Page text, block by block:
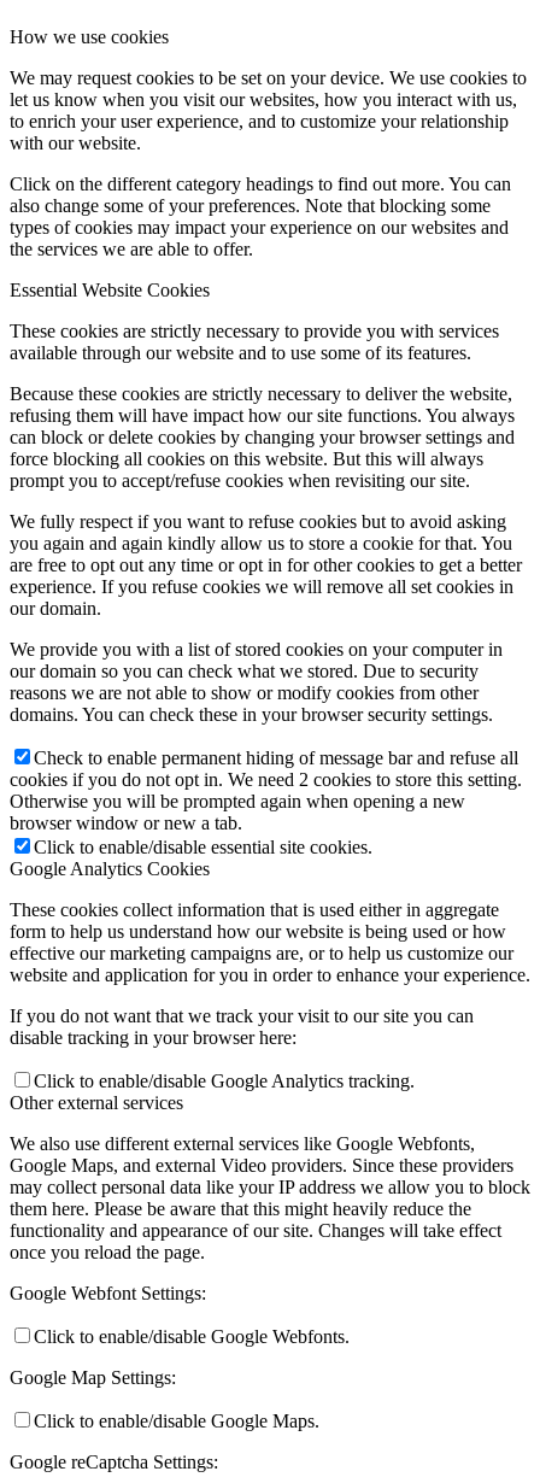
How we use cookies
We may request cookies to be set on your device. We use cookies to
let us know when you visit our websites, how you interact with us,
to enrich your user experience, and to customize your relationship
with our website.
Click on the different category headings to find out more. You can
also change some of your preferences. Note that blocking some
types of cookies may impact your experience on our websites and
the services we are able to offer.
Essential Website Cookies
These cookies are strictly necessary to provide you with services
available through our website and to use some of its features.
Because these cookies are strictly necessary to deliver the website,
refusing them will have impact how our site functions. You always
can block or delete cookies by changing your browser settings and
force blocking all cookies on this website. But this will always
prompt you to accept/refuse cookies when revisiting our site.
We fully respect if you want to refuse cookies but to avoid asking
you again and again kindly allow us to store a cookie for that. You
are free to opt out any time or opt in for other cookies to get a better
experience. If you refuse cookies we will remove all set cookies in
our domain.
We provide you with a list of stored cookies on your computer in
our domain so you can check what we stored. Due to security
reasons we are not able to show or modify cookies from other
domains. You can check these in your browser security settings.
Check to enable permanent hiding of message bar and refuse all
cookies if you do not opt in. We need 2 cookies to store this setting.
Otherwise you will be prompted again when opening a new
browser window or new a tab.
Click to enable/disable essential site cookies.
Google Analytics Cookies
These cookies collect information that is used either in aggregate
form to help us understand how our website is being used or how
effective our marketing campaigns are, or to help us customize our
website and application for you in order to enhance your experience.
If you do not want that we track your visit to our site you can
disable tracking in your browser here:
Click to enable/disable Google Analytics tracking.
Other external services
We also use different external services like Google Webfonts,
Google Maps, and external Video providers. Since these providers
may collect personal data like your IP address we allow you to block
them here. Please be aware that this might heavily reduce the
functionality and appearance of our site. Changes will take effect
once you reload the page.
Google Webfont Settings:
Click to enable/disable Google Webfonts.
Google Map Settings:
Click to enable/disable Google Maps.
Google reCaptcha Settings: